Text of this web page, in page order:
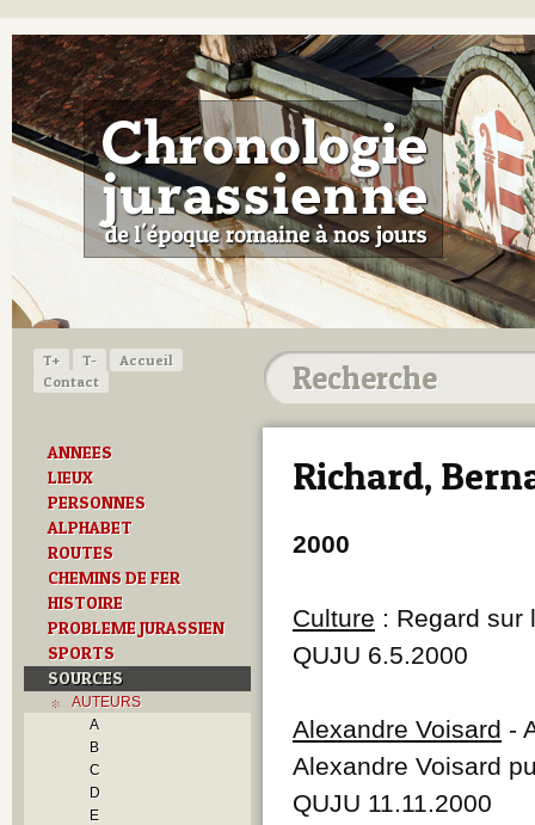
T+ T-
Accueil
Contact
ANNEES
LIEUX
PERSONNES
ALPHABET
ROUTES
CHEMINS DE FER
HISTOIRE
PROBLEME JURASSIEN
SPORTS
SOURCES
AUTEURS
A
B
C
D
E
Richard,
2000
Culture : Regard sur
QUJU 6.5.2000
Alexandre Voisard -
Alexandre Voisard
QUJU 11.11.2000